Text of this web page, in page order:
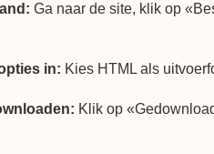
Ga naar de site, klik op
in: Kies HTML als
Klik op